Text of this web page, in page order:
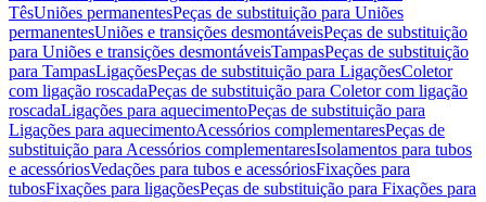
TêsUniões permanentesPeças de substituição para Uniões
permanentesUniões e transições desmontáveisPeças de substituição
para Uniões e transições desmontáveisTampasPeças de substituição
para TampasLigaçõesPeças de substituição para LigaçõesColetor
com ligação roscadaPeças de substituição para Coletor com ligação
roscadaLigações para aquecimentoPeças de substituição para
Ligações para aquecimentoAcessórios complementaresPeças de
substituição para Acessórios complementaresIsolamentos para tubos
e acessóriosVedações para tubos e acessóriosFixações para
tubosFixações para ligaçõesPeças de substituição para Fixações para